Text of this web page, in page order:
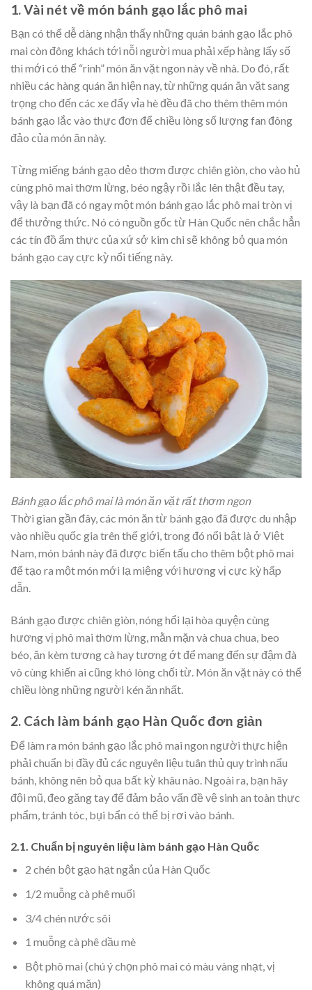
1. Vài nét về món bánh gạo lắc phô mai
Bạn có thể dễ dàng nhận thấy những quán bánh gạo lắc phô
mai còn đông khách tới nỗi người mua phải xếp hàng lấy số
thì mới có thể “rinh” món ăn vặt ngon này về nhà. Do đó, rất
nhiều các hàng quán ăn hiện nay, từ những quán ăn vặt sang
trọng cho đến các xe đẩy vỉa hè đều đã cho thêm thêm món
bánh gạo lắc vào thực đơn để chiều lòng số lượng fan đông
đảo của món ăn này.
Từng miếng bánh gạo dẻo thơm được chiên giòn, cho vào hủ
cùng phô mai thơm lừng, béo ngậy rồi lắc lên thật đều tay,
vậy là bạn đã có ngay một món bánh gạo lắc phô mai tròn vị
để thưởng thức. Nó có nguồn gốc từ Hàn Quốc nên chắc hẳn
các tín đồ ẩm thực của xứ sở kim chi sẽ không bỏ qua món
bánh gạo cay cực kỳ nổi tiếng này.
Bánh gạo lắc phô mai là món ăn vặt rất thơm ngon
Thời gian gần đây, các món ăn từ bánh gạo đã được du nhập
vào nhiều quốc gia trên thế giới, trong đó nổi bật là ở Việt
Nam, món bánh này đã được biến tấu cho thêm bột phô mai
để tạo ra một món mới lạ miệng với hương vị cực kỳ hấp
dẫn.
Bánh gạo được chiên giòn, nóng hổi lại hòa quyện cùng
hương vị phô mai thơm lừng, mằn mặn và chua chua, beo
béo, ăn kèm tương cà hay tương ớt để mang đến sự đậm đà
vô cùng khiến ai cũng khó lòng chối từ. Món ăn vặt này có thể
chiều lòng những người kén ăn nhất.
2. Cách làm bánh gạo Hàn Quốc đơn giản
Để làm ra món bánh gạo lắc phô mai ngon người thực hiện
phải chuẩn bị đầy đủ các nguyên liệu tuân thủ quy trình nấu
bánh, không nên bỏ qua bất kỳ khâu nào. Ngoài ra, bạn hãy
đội mũ, đeo găng tay để đảm bảo vấn đề vệ sinh an toàn thực
phẩm, tránh tóc, bụi bẩn có thể bị rơi vào bánh.
2.1. Chuẩn bị nguyên liệu làm bánh gạo Hàn Quốc
2 chén bột gạo hạt ngắn của Hàn Quốc
1/2 muỗng cà phê muối
3/4 chén nước sôi
1 muỗng cà phê dầu mè
Bột phô mai (chú ý chọn phô mai có màu vàng nhạt, vị
không quá mặn)